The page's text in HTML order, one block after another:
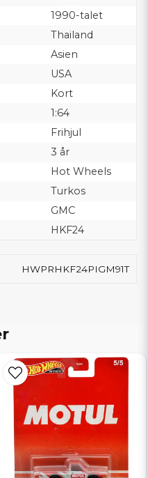
1990-talet
Thailand
Asien
USA
Kort
1:64
Frihjul
3 år
Hot Wheels
Turkos
GMC
HKF24
HWPRHKF24PIGM91T